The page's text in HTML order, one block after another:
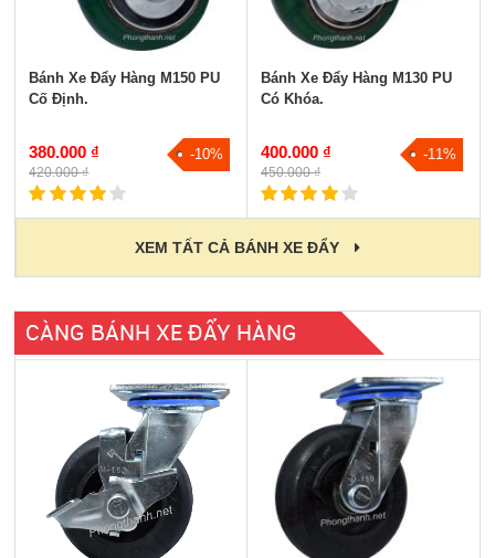
Bánh Xe Đẩy Hàng M150 PU
Cố Định.
380.000 ₫
420.000 ₫
-10%
Bánh Xe Đẩy Hàng M130 PU
Có Khóa.
400.000 ₫
450.000 ₫
-11%
XEM TẤT CẢ BÁNH XE ĐẨY
CÀNG BÁNH XE ĐẨY HÀNG
Càng Bánh Xe Đẩy Hàng Kiểu L
Càng Bánh Xe Đẩy Hàng Kiểu R Lớn
Càng Bánh Xe Đẩy Hàng Kiểu R Nhỏ
Càng Bánh Xe Đẩy Hàng Kiểu M
Càng Bánh Xe Đẩy Hàng Kiểu B